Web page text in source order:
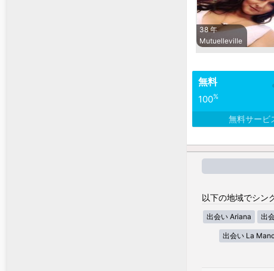
38 年
Mutuelleville
無料
100%
無料サービ
以下の地域でシン
出会い Ariana 出
出会い La